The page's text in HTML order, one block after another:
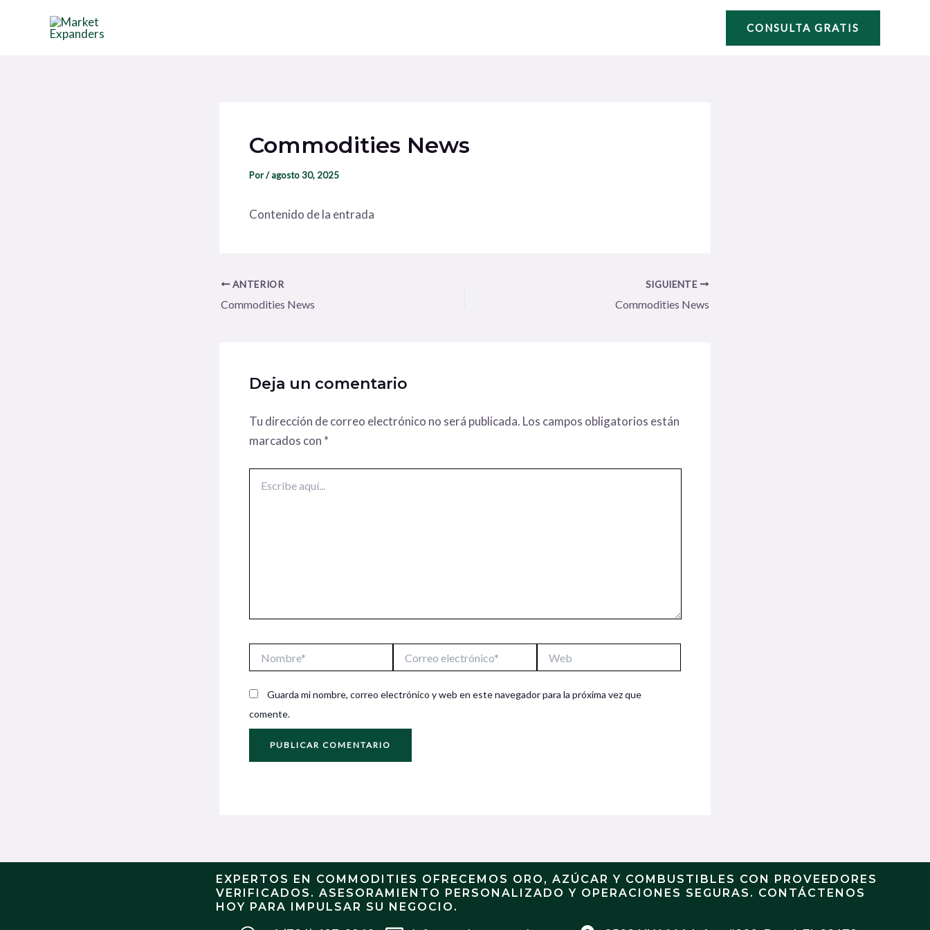
CONSULTA GRATIS
Commodities News
Por/agosto 30, 2025
Contenido de la entrada
ANTERIOR
Commodities News
SIGUIENTE
Commodities News
Deja un comentario
Tu dirección de correo electrónico no será publicada. Los campos obligatorios están
marcados con *
aquí...
electrónico*
Guarda mi nombre, correo electrónico y web en este navegador para la próxima vez que
comente.
EXPERTOS EN COMMODITIES OFRECEMOS ORO, AZÚCAR Y COMBUSTIBLES CON PROVEEDORES
VERIFICADOS. ASESORAMIENTO PERSONALIZADO Y OPERACIONES SEGURAS. CONTÁCTENOS
HOY PARA IMPULSAR SU NEGOCIO.